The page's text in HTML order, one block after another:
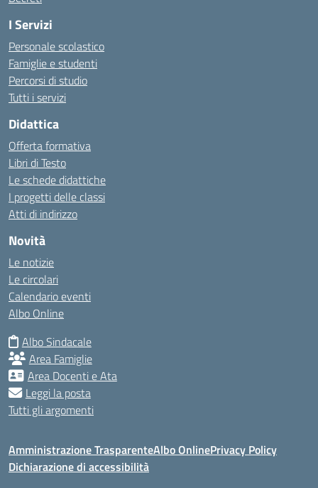
I Servizi
Personale scolastico
Famiglie e studenti
Percorsi di studio
Tutti i servizi
Didattica
Offerta formativa
Libri di Testo
Le schede didattiche
I progetti delle classi
Atti di indirizzo
Novità
Le notizie
Le circolari
Calendario eventi
Albo Online
Albo Sindacale
Area Famiglie
Area Docenti e Ata
Leggi la posta
Tutti gli argomenti
Amministrazione TrasparenteAlbo OnlinePrivacy Policy
Dichiarazione di accessibilità